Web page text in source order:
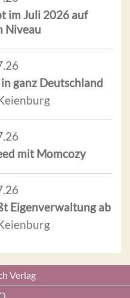
im Juli 2026 auf
Niveau
ganz Deutschland
mit Momcozy
Eigenverwaltung ab
Verlag